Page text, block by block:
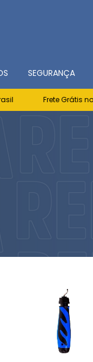
SEGURANÇA
Frete Grátis nas